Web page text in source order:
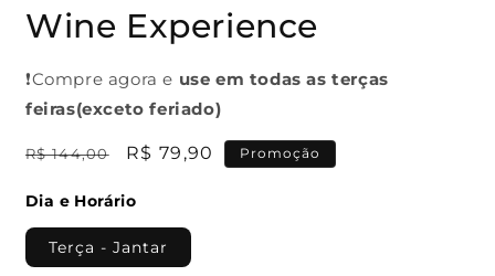
1
na
modal
Wine Experience
❗Compre agora e use em todas as terças
feiras(exceto feriado)
Preço
R$ 144,00
Preço
R$ 79,90 Promoção
Dia e Horário
Terça - Jantar